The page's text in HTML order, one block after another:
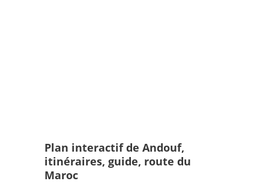
Plan interactif de Andouf,
itinéraires, guide, route du
Maroc